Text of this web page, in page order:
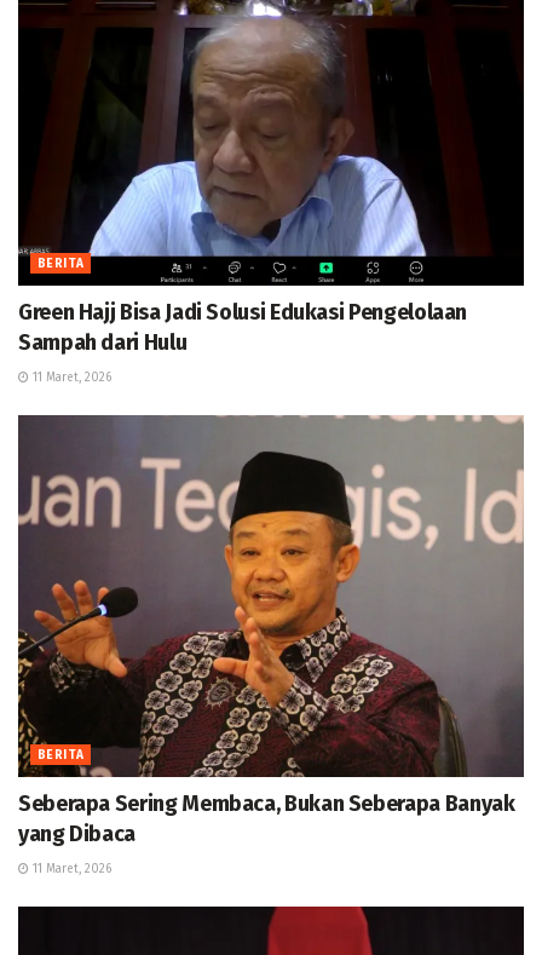
BERITA
Green Hajj Bisa Jadi Solusi Edukasi Pengelolaan
Sampah dari Hulu
11 Maret, 2026
BERITA
Seberapa Sering Membaca, Bukan Seberapa Banyak
yang Dibaca
11 Maret, 2026